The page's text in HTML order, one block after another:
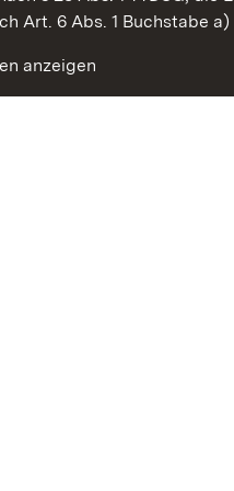
Art. 6 Abs. 1 Buchstabe a)
anzeigen